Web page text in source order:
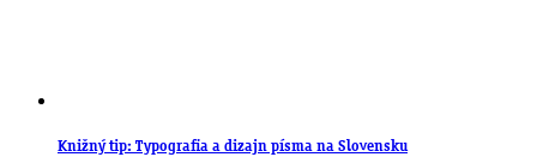
Knižný tip: Typografia a dizajn písma na Slovensku